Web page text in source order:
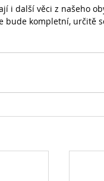
i další věci z našeho
bude kompletní, určitě